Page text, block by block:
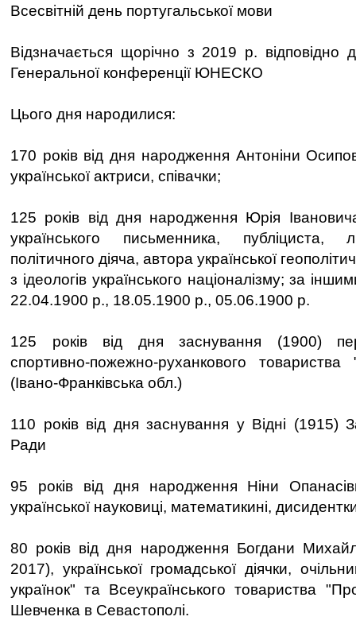
Всесвітній день португальської мови
Відзначається щорічно з 2019 р. відповідно
Генеральної конференції ЮНЕСКО
Цього дня народилися:
170 років від дня народження Антоніни
української актриси, співачки;
125 років від дня народження Юрія
українського письменника, публіциста,
політичного діяча, автора української
з ідеологів українського націоналізму; за
22.04.1900 р., 18.05.1900 р., 05.06.1900 р.
125 років від дня заснування (1900)
спортивно-пожежно-руханкового
(Івано-Франківська обл.)
110 років від дня заснування у Відні (1915)
Ради
95 років від дня народження Ніни
української науковиці, математикині,
80 років від дня народження Богдани
2017), української громадської діячки,
українок" та Всеукраїнського товариства
Шевченка в Севастополі.